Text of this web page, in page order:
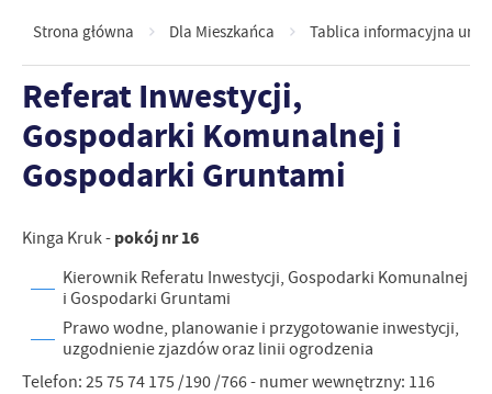
Strona główna Dla Mieszkańca Tablica informacyjna
Referat Inwestycji,
Gospodarki Komunalnej i
Gospodarki Gruntami
Kinga Kruk - pokój nr 16
Kierownik Referatu Inwestycji, Gospodarki Komunalnej
i Gospodarki Gruntami
Prawo wodne, planowanie i przygotowanie inwestycji,
uzgodnienie zjazdów oraz linii ogrodzenia
Telefon: 25 75 74 175 /190 /766 - numer wewnętrzny: 116